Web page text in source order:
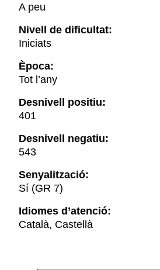
A peu
Nivell de dificultat:
Iniciats
Època:
Tot l’any
Desnivell positiu:
401
Desnivell negatiu:
543
Senyalització:
Sí (GR 7)
Idiomes d’atenció:
Català, Castellà